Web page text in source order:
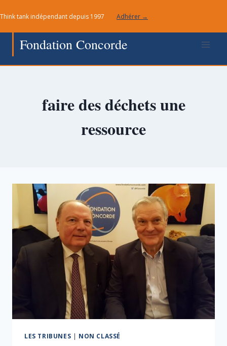
au
contenu
Think tank indépendant depuis 1997 Adhérer →
Fondation Concorde
faire des déchets une
ressource
LES TRIBUNES | NON CLASSÉ